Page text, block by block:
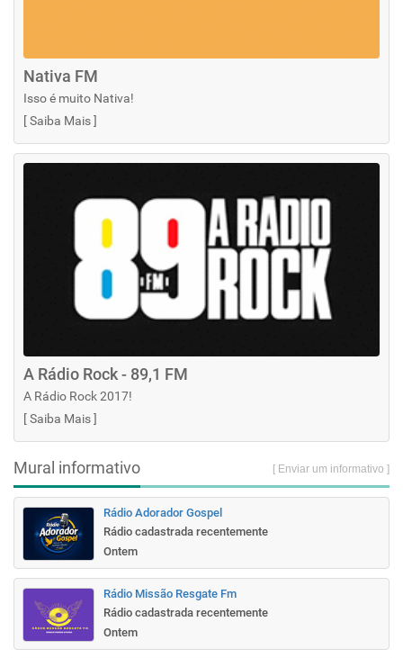
Nativa FM
Isso é muito Nativa!
[Saiba Mais]
A Rádio Rock - 89,1 FM
A Rádio Rock 2017!
[Saiba Mais]
Mural informativo [ Enviar um informativo ]
Rádio Adorador Gospel
Rádio cadastrada recentemente
Ontem
Rádio Missão Resgate Fm
Rádio cadastrada recentemente
Ontem